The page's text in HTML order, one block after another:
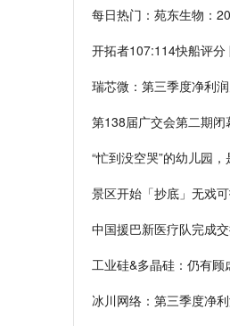
每日热门：苑东生物：
开拓者107:114快船评
瑞芯微：第三季度净利
第138届广交会第二期闭
“忙到没空哭”的幼儿园
景区开始「抄底」无戏
中国援巴新医疗队完成
工业硅&多晶硅：仍有顾
冰川网络：第三季度净